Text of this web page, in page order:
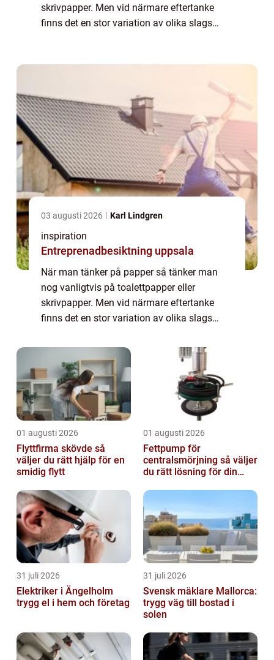
skrivpapper. Men vid närmare eftertanke
finns det en stor variation av olika slags
03 augusti 2026 Karl Lindgren
inspiration
Entreprenadbesiktning uppsala
När man tänker på papper så tänker man
nog vanligtvis på toalettpapper eller
skrivpapper. Men vid närmare eftertanke
finns det en stor variation av olika slags
01 augusti 2026
Flyttfirma skövde så
väljer du rätt hjälp för en
smidig flytt
01 augusti 2026
Fettpump för
centralsmörjning så väljer
du rätt lösning för din
31 juli 2026
Elektriker i Ängelholm
trygg el i hem och företag
31 juli 2026
Svensk mäklare Mallorca:
trygg väg till bostad i
solen